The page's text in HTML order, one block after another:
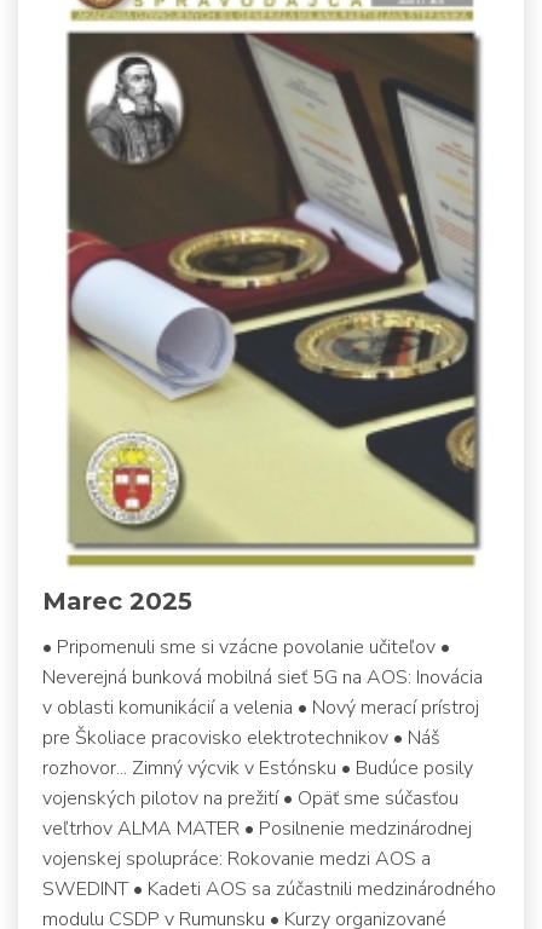
Marec 2025
• Pripomenuli sme si vzácne povolanie učiteľov •
Neverejná bunková mobilná sieť 5G na AOS: Inovácia
v oblasti komunikácií a velenia • Nový merací prístroj
pre Školiace pracovisko elektrotechnikov • Náš
rozhovor... Zimný výcvik v Estónsku • Budúce posily
vojenských pilotov na prežití • Opäť sme súčasťou
veľtrhov ALMA MATER • Posilnenie medzinárodnej
vojenskej spolupráce: Rokovanie medzi AOS a
SWEDINT • Kadeti AOS sa zúčastnili medzinárodného
modulu CSDP v Rumunsku • Kurzy organizované